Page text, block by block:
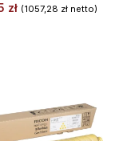
zł (1057,28 złnetto)